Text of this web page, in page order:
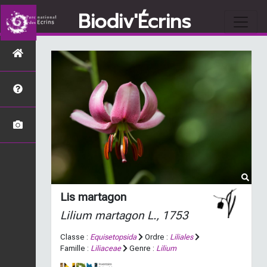
Biodiv'Écrins
Lis martagon
Lilium martagonL., 1753
Classe : Equisetopsida Ordre : Liliales
Famille : Liliaceae Genre : Lilium